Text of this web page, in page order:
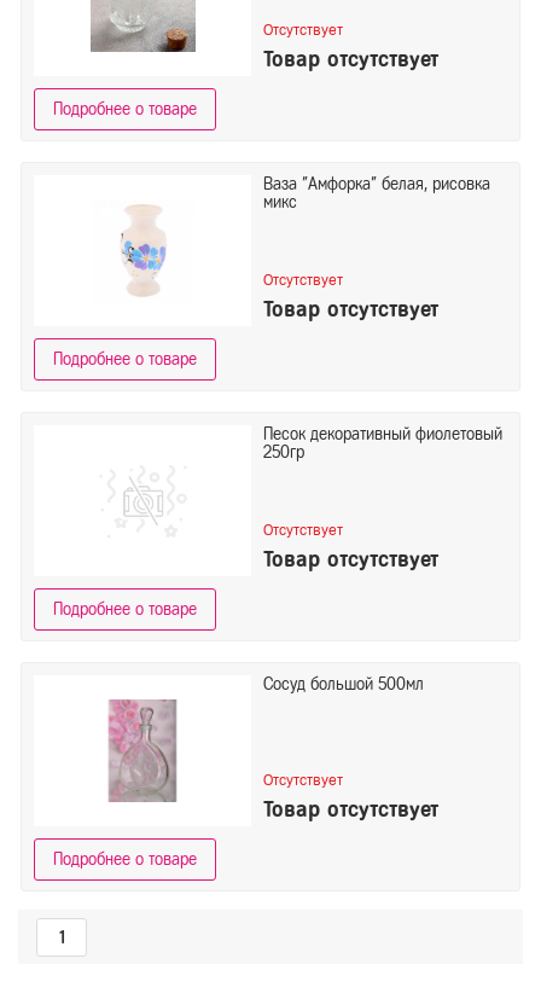
Отсутствует
Товар отсутствует
Подробнее о товаре
Ваза "Амфорка" белая, рисовка
микс
Отсутствует
Товар отсутствует
Подробнее о товаре
Песок декоративный фиолетовый
250гр
Отсутствует
Товар отсутствует
Подробнее о товаре
Сосуд большой 500мл
Отсутствует
Товар отсутствует
Подробнее о товаре
1